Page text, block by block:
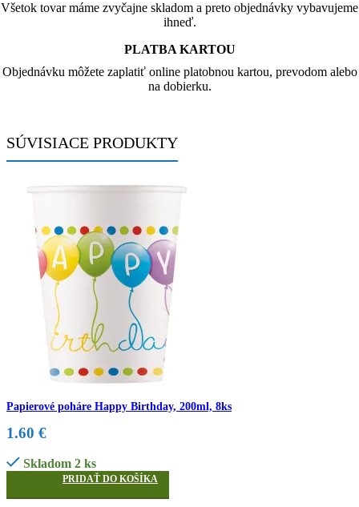
Všetok tovar máme zvyčajne skladom a preto objednávky vybavujeme
ihneď.
PLATBA KARTOU
Objednávku môžete zaplatiť online platobnou kartou, prevodom alebo
na dobierku.
SÚVISIACE PRODUKTY
Papierové poháre Happy Birthday, 200ml, 8ks
1.60 €
Skladom 2 ks
PRIDAŤ DO KOŠÍKA